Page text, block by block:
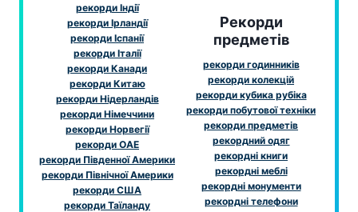
рекорди Індії
рекорди Ірландії
рекорди Іспанії
рекорди Італії
рекорди Канади
рекорди Китаю
рекорди Нідерландів
рекорди Німеччини
рекорди Норвегії
рекорди ОАЕ
рекорди Південної Америки
рекорди Північної Америки
рекорди США
рекорди Таїланду
Рекорди
предметів
рекорди годинників
рекорди колекцій
рекорди кубика рубіка
рекорди побутової техніки
рекорди предметів
рекордний одяг
рекордні книги
рекордні меблі
рекордні монументи
рекордні телефони